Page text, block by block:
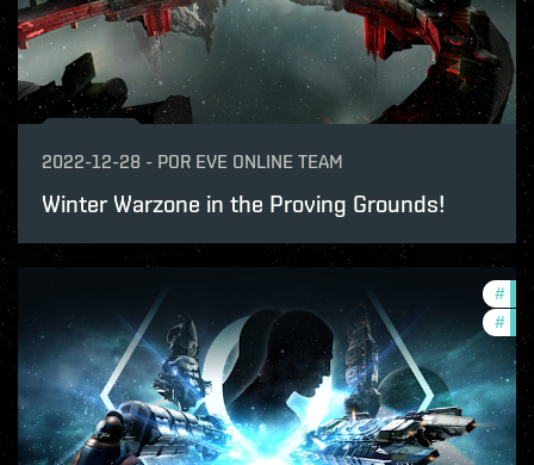
2022-12-28 - POR EVE ONLINE TEAM
Winter Warzone in the Proving Grounds!
#
#